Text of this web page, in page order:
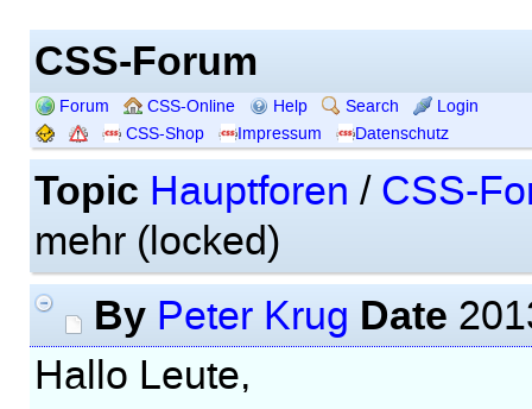
CSS-Forum
Forum CSS-Online Help Search
Login
CSS-Shop
Impressum Datenschutz
Topic Hauptforen / CSS-
mehr (locked)
By Peter Krug Date
Hallo Leute,